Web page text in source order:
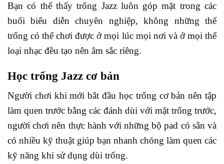
Bạn có thể thấy trống Jazz luôn góp mặt trong các
buổi biểu diễn chuyên nghiệp, không những thế
trống có thể chơi được ở mọi lúc mọi nơi và ở mọi thể
loại nhạc đều tạo nên âm sắc riêng.
Học trống Jazz cơ bản
Người chơi khi mới bắt đầu học trống cơ bản nên tập
làm quen trước bằng các đánh dùi với mặt trống trước,
người chơi nên thực hành với những bộ pad có sẵn và
có nhiều kỹ thuật giúp bạn nhanh chóng làm quen các
kỹ năng khi sử dụng dùi trống.